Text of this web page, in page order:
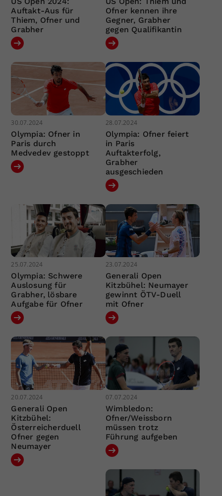
Auftakt-Aus für
Thiem, Ofner und
Grabher
Ofner kennen ihre
Gegner, Grabher
gegen Qualifikantin
30.07.2024
Olympia: Ofner in
Paris durch
Medvedev gestoppt
28.07.2024
Olympia: Ofner feiert
in Paris
Auftakterfolg,
Grabher
ausgeschieden
25.07.2024
Olympia: Schwere
Auslosung für
Grabher, lösbare
Aufgabe für Ofner
23.07.2024
Generali Open
Kitzbühel: Neumayer
gewinnt ÖTV-Duell
mit Ofner
20.07.2024
Generali Open
Kitzbühel:
Österreicherduell
Ofner gegen
Neumayer
07.07.2024
Wimbledon:
Ofner/Weissborn
müssen trotz
Führung aufgeben